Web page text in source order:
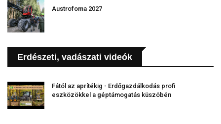
Austrofoma 2027
Erdészeti, vadászati videók
Fától az aprítékig - Erdőgazdálkodás profi
eszközökkel a géptámogatás küszöbén